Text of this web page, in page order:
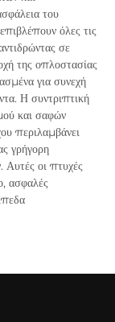
του
όλες τις
σε
της οπλοστασίας
για συνεχή
Η συντριπτική
και σαφών
περιλαμβάνει
γρήγορη
Αυτές οι πτυχές
ασφαλές